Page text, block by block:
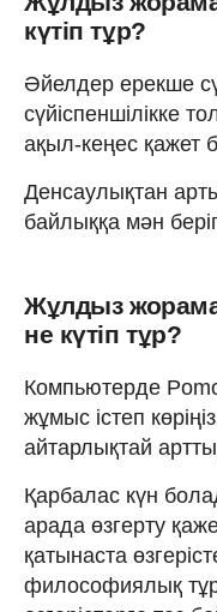
күтіп тұр?
Әйелдер ерекше
сүйіспеншілікке
ақыл-кеңес қажет
Денсаулықтан
байлыққа мән
Жұлдыз
не күтіп тұр?
Компьютерде
жұмыс істеп
айтарлықтай
Қарбалас күн
арада өзгерту
қатынаста
философиялық